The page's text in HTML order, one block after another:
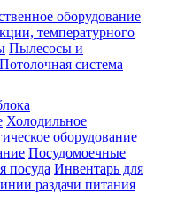
оборудование
температурного
Пылесосы и
Потолочная система
Холодильное
оборудование
Посудомоечные
посуда Инвентарь для
раздачи питания